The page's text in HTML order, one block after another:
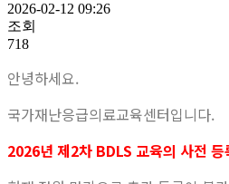
2026-02-12 09:26
조회
718
안녕하세요.
국가재난응급의료교육센터입니다.
2026년 제2차 BDLS 교육의 사전